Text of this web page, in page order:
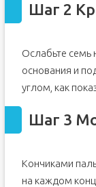
Шаг 2
Ослабьте семь
основания и
углом, как
Шаг 3
Кончиками
на каждом